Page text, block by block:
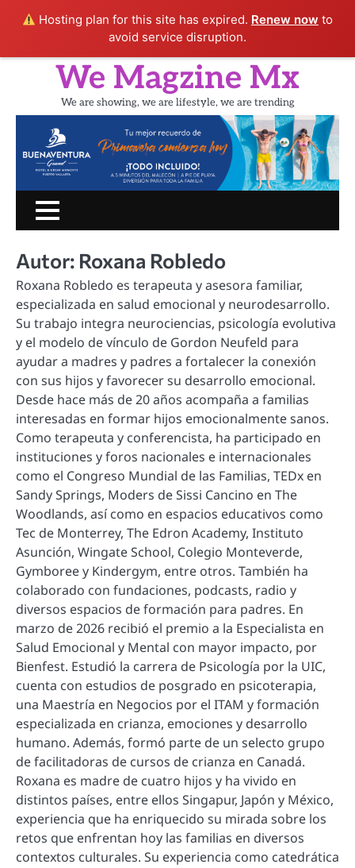
Hosting plan for this site has expired. Renew now to
avoid service disruption.
We Magzine Mx
We are showing, we are lifestyle, we are trending
RATITO
Autor: Roxana Robledo
Roxana Robledo es terapeuta y asesora familiar,
especializada en salud emocional y neurodesarrollo.
Su trabajo integra neurociencias, psicología evolutiva
y el modelo de vínculo de Gordon Neufeld para
ayudar a madres y padres a fortalecer la conexión
con sus hijos y favorecer su desarrollo emocional.
Desde hace más de 20 años acompaña a familias
interesadas en formar hijos emocionalmente sanos.
Como terapeuta y conferencista, ha participado en
instituciones y foros nacionales e internacionales
como el Congreso Mundial de las Familias, TEDx en
Sandy Springs, Moders de Sissi Cancino en The
Woodlands, así como en espacios educativos como
Tec de Monterrey, The Edron Academy, Instituto
Asunción, Wingate School, Colegio Monteverde,
Gymboree y Kindergym, entre otros. También ha
colaborado con fundaciones, podcasts, radio y
diversos espacios de formación para padres. En
marzo de 2026 recibió el premio a la Especialista en
Salud Emocional y Mental con mayor impacto, por
Bienfest. Estudió la carrera de Psicología por la UIC,
cuenta con estudios de posgrado en psicoterapia,
una Maestría en Negocios por el ITAM y formación
especializada en crianza, emociones y desarrollo
humano. Además, formó parte de un selecto grupo
de facilitadoras de cursos de crianza en Canadá.
Roxana es madre de cuatro hijos y ha vivido en
distintos países, entre ellos Singapur, Japón y México,
experiencia que ha enriquecido su mirada sobre los
retos que enfrentan hoy las familias en diversos
contextos culturales. Su experiencia como catedrática